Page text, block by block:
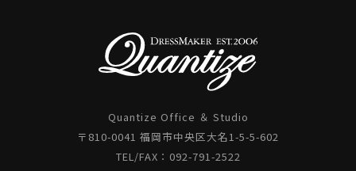
Quantize Office ＆ Studio
〒810-0041 福岡市中央区大名1-5-5-602
TEL/FAX：092-791-2522